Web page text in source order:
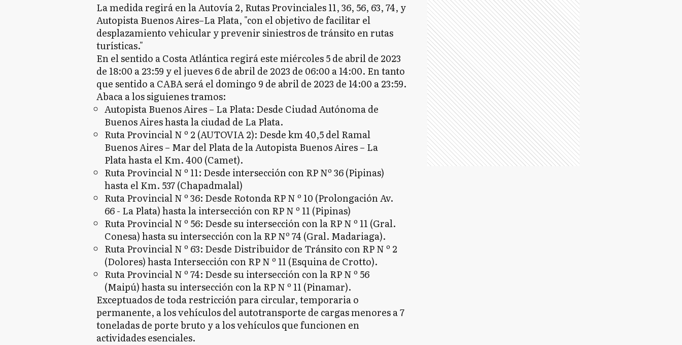
La medida regirá en la Autovía 2, Rutas Provinciales 11, 36, 56, 63, 74, y
Autopista Buenos Aires–La Plata, "con el objetivo de facilitar el
desplazamiento vehicular y prevenir siniestros de tránsito en rutas
turísticas."
En el sentido a Costa Atlántica regirá este miércoles 5 de abril de 2023
de 18:00 a 23:59 y el jueves 6 de abril de 2023 de 06:00 a 14:00. En tanto
que sentido a CABA será el domingo 9 de abril de 2023 de 14:00 a 23:59.
Abaca a los siguienes tramos:
Autopista Buenos Aires – La Plata: Desde Ciudad Autónoma de
Buenos Aires hasta la ciudad de La Plata.
Ruta Provincial N º 2 (AUTOVIA 2): Desde km 40,5 del Ramal
Buenos Aires – Mar del Plata de la Autopista Buenos Aires – La
Plata hasta el Km. 400 (Camet).
Ruta Provincial N º 11: Desde intersección con RP Nº 36 (Pipinas)
hasta el Km. 537 (Chapadmalal)
Ruta Provincial N º 36: Desde Rotonda RP N º 10 (Prolongación Av.
66 - La Plata) hasta la intersección con RP N º 11 (Pipinas)
Ruta Provincial N º 56: Desde su intersección con la RP N º 11 (Gral.
Conesa) hasta su intersección con la RP Nº 74 (Gral. Madariaga).
Ruta Provincial N º 63: Desde Distribuidor de Tránsito con RP N º 2
(Dolores) hasta Intersección con RP N º 11 (Esquina de Crotto).
Ruta Provincial N º 74: Desde su intersección con la RP N º 56
(Maipú) hasta su intersección con la RP N º 11 (Pinamar).
Exceptuados de toda restricción para circular, temporaria o
permanente, a los vehículos del autotransporte de cargas menores a 7
toneladas de porte bruto y a los vehículos que funcionen en
actividades esenciales.